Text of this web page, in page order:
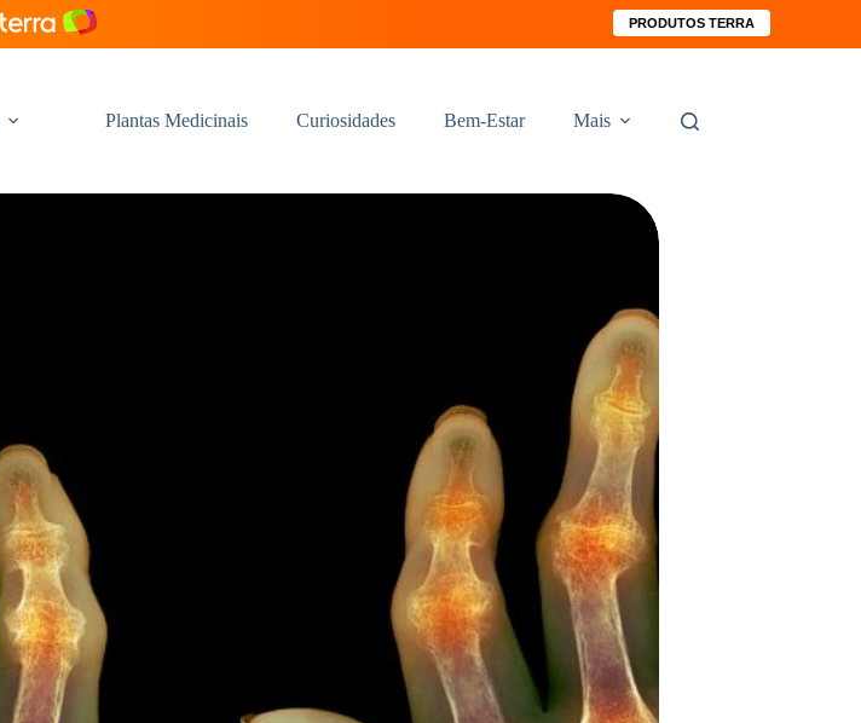
PRODUTOS TERRA
Plantas Medicinais Curiosidades Bem-Estar Mais